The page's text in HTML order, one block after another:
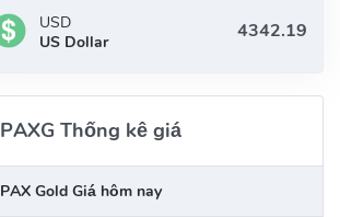
USD
US Dollar
PAXG Thống kê giá
PAX Gold Giá hôm nay